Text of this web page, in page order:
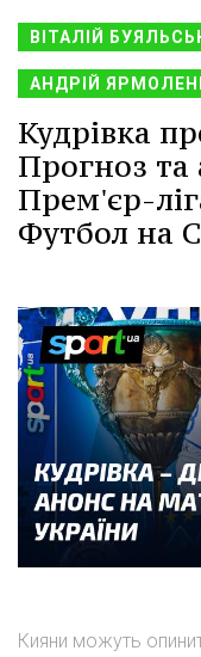
ВІТАЛІЙ
АНДРІЙ
Кудрівка
Прогноз
Прем'єр-
Футбол на
Кияни можуть